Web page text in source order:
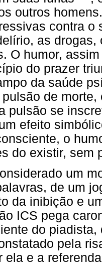
outros
contra o
as
O humor,
do prazer
da saúde
de
pulsão se
efeito
o
do existir, sem
um
de um
da inibição e
ICS pega
do
pela
ela e a